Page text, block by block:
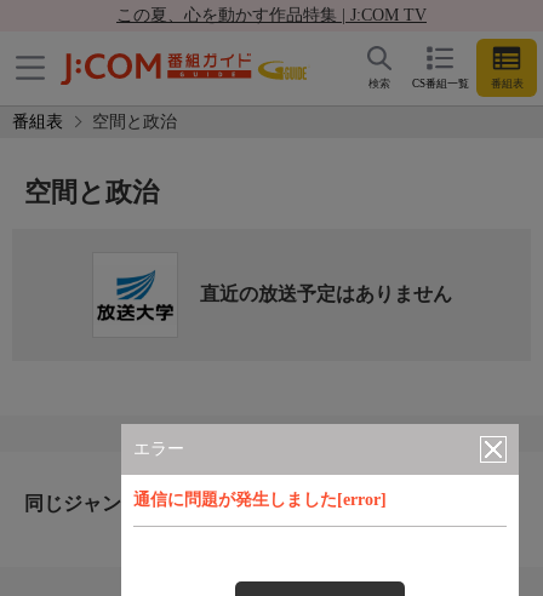
この夏、心を動かす作品特集 | J:COM TV
CS番組一覧 番組表
検索
番組表 空間と政治
エラー
通信に問題が発生しました[error]
空間と政治
直近の放送予定はありません
同じジャンルのおすすめ番組